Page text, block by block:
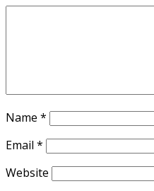
Name *
Email *
Website